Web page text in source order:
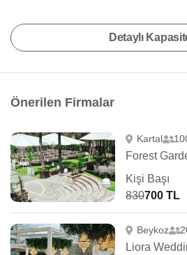
Detaylı
Önerilen Firmalar
Kartal
Forest
Kişi Başı
830700 TL
Beykoz
Liora